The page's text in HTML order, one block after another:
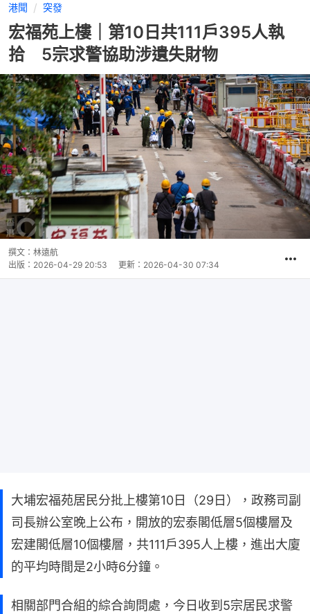
港聞 突發
宏福苑上樓｜第10日共111戶395人執
拾 5宗求警協助涉遺失財物
撰文： 林遠航
出版： 2026-04-29 20:53 更新： 2026-04-30 07:34
大埔宏福苑居民分批上樓第10日（29日），政務司副
司長辦公室晚上公布，開放的宏泰閣低層5個樓層及
宏建閣低層10個樓層，共111戶395人上樓，進出大廈
的平均時間是2小時6分鐘。
相關部門合組的綜合詢問處，今日收到5宗居民求警